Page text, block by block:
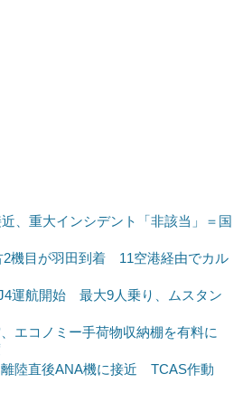
、重大インシデント「非該当」＝国
2機目が羽田到着 11空港経由でカル
運航開始 最大9人乗り、ムスタン
エコノミー手荷物収納棚を有料に
陸直後ANA機に接近 TCAS作動